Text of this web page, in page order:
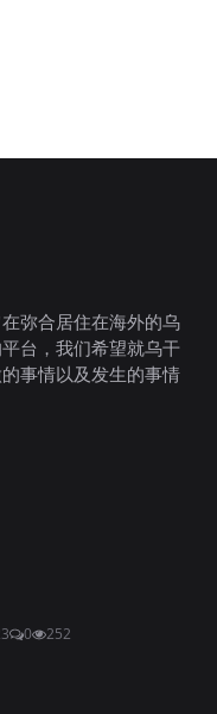
弥合居住在海外的乌
台，我们希望就乌干
事情以及发生的事情
0 252